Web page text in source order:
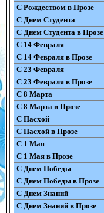
С Рождеством в Прозе
С Днем Студента
С Днем Студента в Прозе
С 14 Февраля
С 14 Февраля в Прозе
С 23 Февраля
С 23 Февраля в Прозе
С 8 Марта
С 8 Марта в Прозе
С Пасхой
С Пасхой в Прозе
С 1 Мая
С 1 Мая в Прозе
С Днем Победы
С Днем Победы в Прозе
С Днем Знаний
С Днем Знаний в Прозе